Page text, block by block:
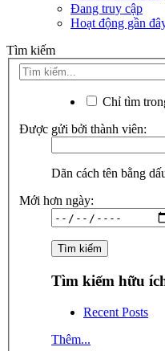
Đang truy cập
Hoạt động gần
Tìm kiếm
Chỉ tìm
Được gửi bởi thành viên:
Dãn cách tên bằng
Mới hơn ngày:
Tìm kiếm hữu
Recent Posts
Thêm...